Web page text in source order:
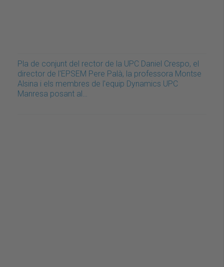
Pla de conjunt del rector de la UPC Daniel Crespo, el
director de l'EPSEM Pere Palà, la professora Montse
Alsina i els membres de l'equip Dynamics UPC
Manresa posant al…